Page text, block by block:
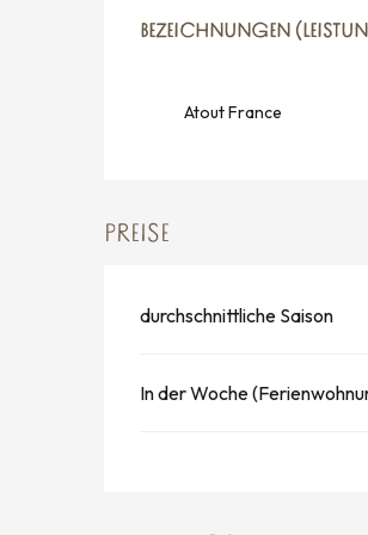
BEZEICHNUNGEN
BEZEICHNUNGEN
Atout France
PREISE
durchschnittliche Saison
In der Woche